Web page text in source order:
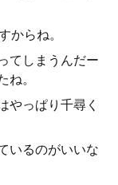
からね。
てしまうんだー
ね。
やっぱり千尋く
いるのがいいな